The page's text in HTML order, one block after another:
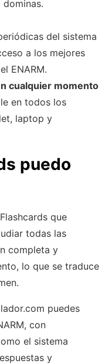
dominas.
del sistema
a los mejores
ENARM.
cualquier momento
en todos los
laptop y
puedo
que
todas las
completa y
lo que se traduce
puedes
con
el sistema
y